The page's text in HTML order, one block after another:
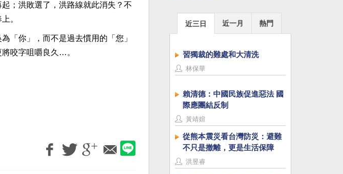
；洪敗選了，洪路線就此消失？不
。
「你」，而不是過去慣用的「您」
咬字咀嚼良久…。
近三日 近一月 熱門
習獨裁的難處和大清洗
林保華
賴清德：中國民族促進惡法 國
際應團結反制
黃靖媗
從熊本震災看台灣防災：避難
不只是撤離，更是生活保障
洪昱睿